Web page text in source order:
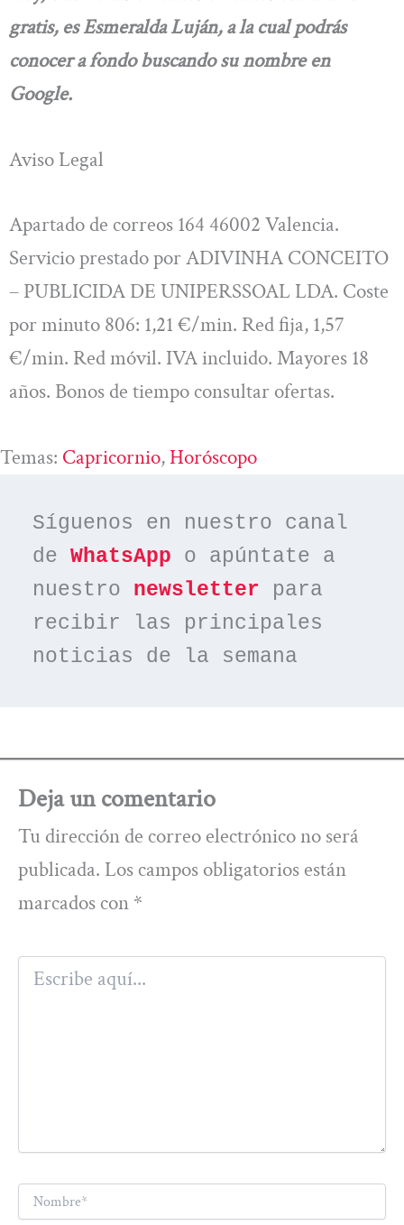
gratis, es Esmeralda Luján, a la cual podrás
conocer a fondo buscando su nombre en
Google.
Aviso Legal
Apartado de correos 164 46002 Valencia.
Servicio prestado por ADIVINHA CONCEITO
– PUBLICIDA DE UNIPERSSOAL LDA. Coste
por minuto 806: 1,21 €/min. Red fija, 1,57
€/min. Red móvil. IVA incluido. Mayores 18
años. Bonos de tiempo consultar ofertas.
Temas: Capricornio, Horóscopo
Síguenos en nuestro canal
de WhatsApp o apúntate a
nuestro newsletter para
recibir las principales
noticias de la semana
Deja un comentario
Tu dirección de correo electrónico no será
publicada. Los campos obligatorios están
marcados con *
Escribe
aquí...